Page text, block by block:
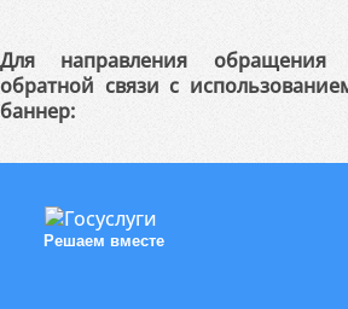
Для направления обращения
обратной связи с
баннер:
Решаем вместе